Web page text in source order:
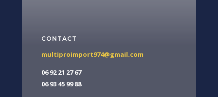
CONTACT
multiproimport974@gmail.com
06 92 21 27 67
06 93 45 99 88